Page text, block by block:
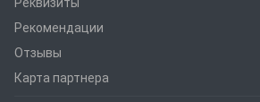
Рекомендации
Отзывы
Карта партнера